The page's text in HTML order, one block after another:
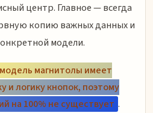
центр. Главное — всегда
копию важных данных и
модели.
магнитолы имеет
и логику кнопок, поэтому
на 100% не существует .